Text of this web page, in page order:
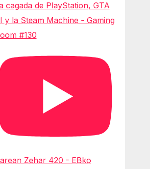
cagada de PlayStation, GTA
y la Steam Machine - Gaming
#130
Zehar 420 - EBko